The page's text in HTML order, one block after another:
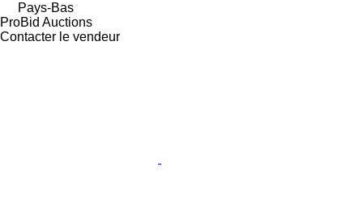
Pays-Bas
ProBid Auctions
Contacter le vendeur